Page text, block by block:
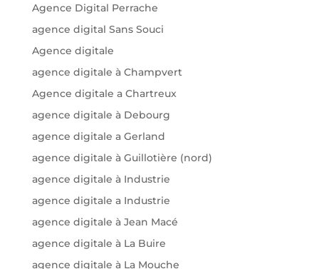
Agence Digital Perrache
agence digital Sans Souci
Agence digitale
agence digitale à Champvert
Agence digitale a Chartreux
agence digitale à Debourg
agence digitale a Gerland
agence digitale à Guillotière (nord)
agence digitale à Industrie
agence digitale a Industrie
agence digitale à Jean Macé
agence digitale à La Buire
agence digitale à La Mouche